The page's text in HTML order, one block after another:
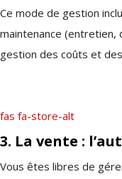
Ce mode de gestion
maintenance (entretien,
gestion des coûts et
fas fa-store-alt
3. La vente :
Vous êtes libres de